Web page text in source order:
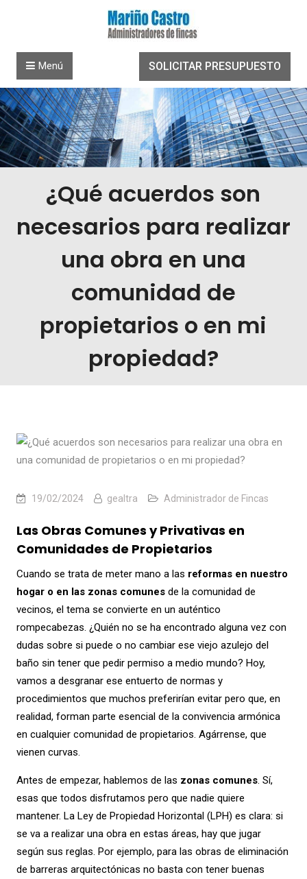
SOLICITAR PRESUPUESTO
Menú
¿Qué acuerdos son
necesarios para realizar
una obra en una
comunidad de
propietarios o en mi
propiedad?
19/02/2024 gealtra Administrador de Fincas
Las Obras Comunes y Privativas en
Comunidades de Propietarios
Cuando se trata de meter mano a las reformas en nuestro
hogar o en las zonas comunesde la comunidad de
vecinos, el tema se convierte en un auténtico
rompecabezas. ¿Quién no se ha encontrado alguna vez con
dudas sobre si puede o no cambiar ese viejo azulejo del
baño sin tener que pedir permiso a medio mundo? Hoy,
vamos a desgranar ese entuerto de normas y
procedimientos que muchos preferirían evitar pero que, en
realidad, forman parte esencial de la convivencia armónica
en cualquier comunidad de propietarios. Agárrense, que
vienen curvas.
Antes de empezar, hablemos de las zonas comunes. Sí,
esas que todos disfrutamos pero que nadie quiere
mantener. La Ley de Propiedad Horizontal (LPH) es clara: si
se va a realizar una obra en estas áreas, hay que jugar
según sus reglas. Por ejemplo, para las obras de eliminación
de barreras arquitectónicas no basta con tener buenas